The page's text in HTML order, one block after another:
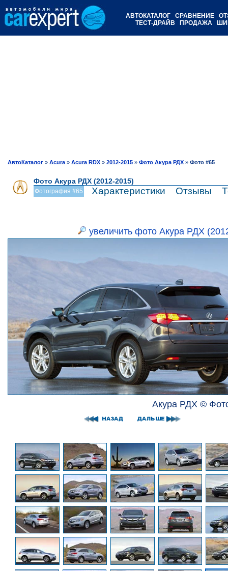
АВТОКАТАЛОГ СРАВНЕНИЕ
ТЕСТ-ДРАЙВ
ПРОДАЖА
АвтоКаталог » Acura » Acura RDX » 2012-2015 » Фото Акура РДХ » Фото #65
Фото Акура РДХ (2012-2015)
Фотография #65 Характеристики Отзывы
увеличить фото Акура РДХ
Акура РДХ ©